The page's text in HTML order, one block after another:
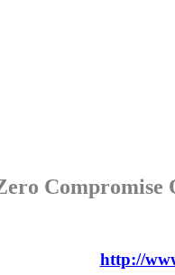
Compromise
http://